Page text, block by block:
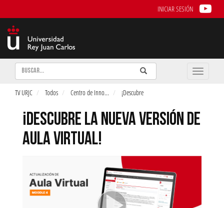
INICIAR SESIÓN
Buscar Enviar
Buscar
Toggle
TV URJC Todos Centro de Inno... ¡Descubre
¡DESCUBRE LA NUEVA VERSIÓN DE
AULA VIRTUAL!